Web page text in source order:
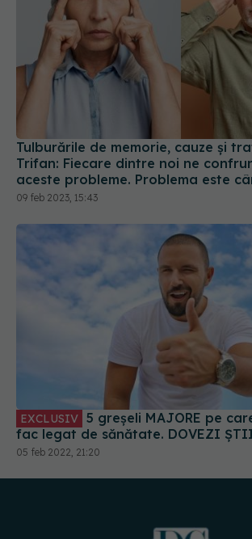
Tulburările de memorie, cauze și
Trifan: Fiecare dintre noi ne
aceste probleme. Problema este
constante și progresive
09 feb 2023, 15:43
EXCLUSIV
fac legat de sănătate. DOVEZI
05 feb 2022, 21:20